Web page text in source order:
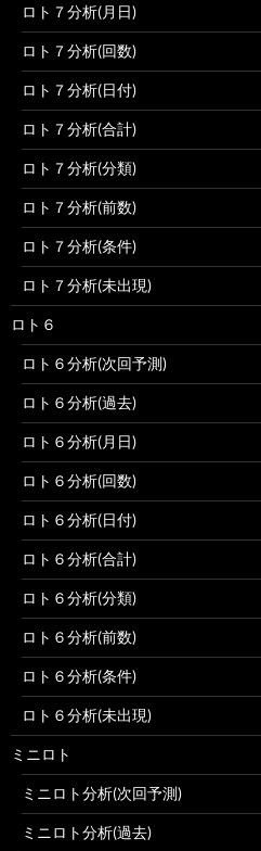
ロト７分析(月日)
ロト７分析(回数)
ロト７分析(日付)
ロト７分析(合計)
ロト７分析(分類)
ロト７分析(前数)
ロト７分析(条件)
ロト７分析(未出現)
ロト６
ロト６分析(次回予測)
ロト６分析(過去)
ロト６分析(月日)
ロト６分析(回数)
ロト６分析(日付)
ロト６分析(合計)
ロト６分析(分類)
ロト６分析(前数)
ロト６分析(条件)
ロト６分析(未出現)
ミニロト
ミニロト分析(次回予測)
ミニロト分析(過去)